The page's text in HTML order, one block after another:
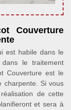
Couverture
est habile dans le
le traitement
Couverture est le
charpente. Si vous
de cette
et sera à